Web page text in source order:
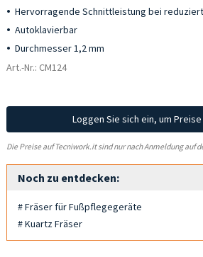
Hervorragende Schnittleistung bei
Autoklavierbar
Durchmesser 1,2 mm
Art.-Nr.: CM124
Loggen Sie sich ein, um
Die Preise auf Tecniwork.it sind nur nach Anmeldung auf
Noch zu entdecken:
# Fräser für Fußpflegegeräte
# Kuartz Fräser